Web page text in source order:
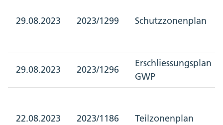
29.08.2023 2023/1299 Schutzzonenplan
29.08.2023 2023/1296
Erschliessungsplan
GWP
22.08.2023 2023/1186 Teilzonenplan